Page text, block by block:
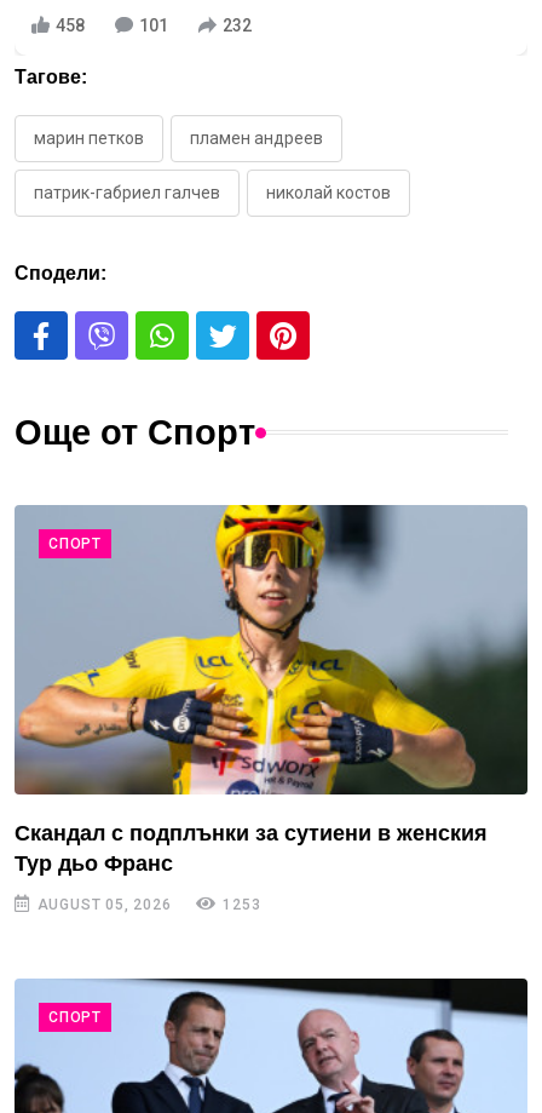
458 101 232
Тагове:
марин петков пламен андреев
патрик-габриел галчев николай костов
Сподели:
Още от Спорт
СПОРТ
Скандал с подплънки за сутиени в женския
Тур дьо Франс
AUGUST 05, 2026 1253
СПОРТ